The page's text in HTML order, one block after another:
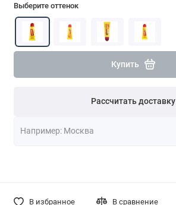
Выберите оттенок
Купить
Рассчитать доставку
В избранное В сравнение